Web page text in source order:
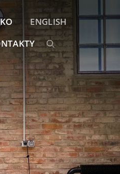
ENGLISH